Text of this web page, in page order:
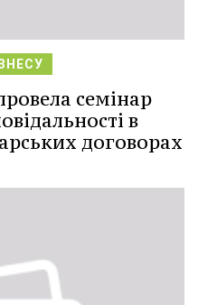
семінар
в
договорах